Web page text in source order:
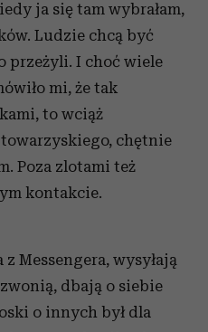
podczas
ja się tam wybrałam,
Ludzie chcą być
przeżyli. I choć wiele
mi, że tak
to wciąż
chętnie
Poza zlotami też
kontakcie.
Messengera, wysyłają
dbają o siebie
o innych był dla